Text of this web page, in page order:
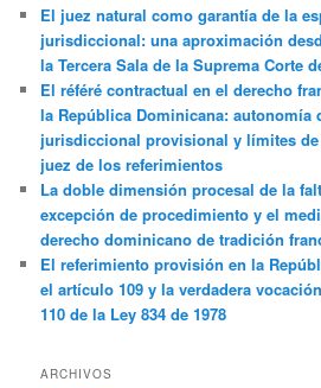
El juez natural como garantía de la
jurisdiccional: una aproximación
la Tercera Sala de la Suprema Corte
El référé contractual en el derecho
la República Dominicana: autonomía
jurisdiccional provisional y límites
juez de los referimientos
La doble dimensión procesal de la
excepción de procedimiento y el
derecho dominicano de tradición
El referimiento provisión en la
el artículo 109 y la verdadera
110 de la Ley 834 de 1978
ARCHIVOS